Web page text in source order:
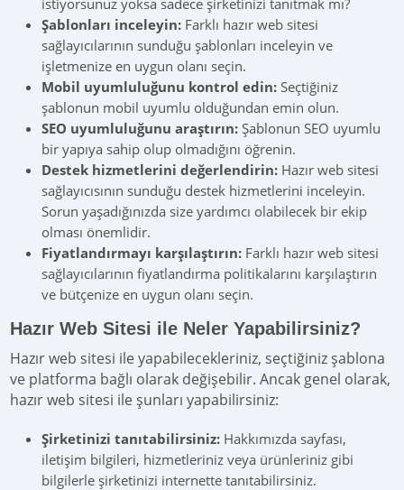
istiyorsunuz yoksa sadece şirketinizi tanıtmak mı?
Şablonları inceleyin: Farklı hazır web sitesi
sağlayıcılarının sunduğu şablonları inceleyin ve
işletmenize en uygun olanı seçin.
Mobil uyumluluğunu kontrol edin: Seçtiğiniz
şablonun mobil uyumlu olduğundan emin olun.
SEO uyumluluğunu araştırın: Şablonun SEO uyumlu
bir yapıya sahip olup olmadığını öğrenin.
Destek hizmetlerini değerlendirin: Hazır web sitesi
sağlayıcısının sunduğu destek hizmetlerini inceleyin.
Sorun yaşadığınızda size yardımcı olabilecek bir ekip
olması önemlidir.
Fiyatlandırmayı karşılaştırın: Farklı hazır web sitesi
sağlayıcılarının fiyatlandırma politikalarını karşılaştırın
ve bütçenize en uygun olanı seçin.
Hazır Web Sitesi ile Neler Yapabilirsiniz?
Hazır web sitesi ile yapabilecekleriniz, seçtiğiniz şablona
ve platforma bağlı olarak değişebilir. Ancak genel olarak,
hazır web sitesi ile şunları yapabilirsiniz:
Şirketinizi tanıtabilirsiniz: Hakkımızda sayfası,
iletişim bilgileri, hizmetleriniz veya ürünleriniz gibi
bilgilerle şirketinizi internette tanıtabilirsiniz.